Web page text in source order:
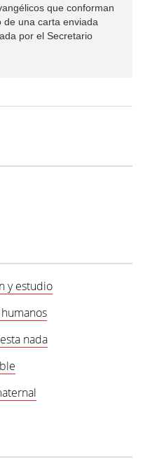
que conforman
de una carta enviada
por el Secretario
y estudio
nada